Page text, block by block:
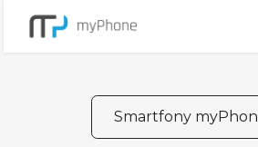
Smartfony